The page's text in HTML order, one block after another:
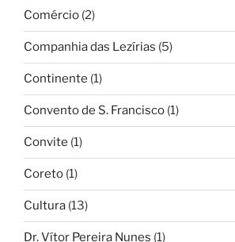
Comércio (2)
Companhia das Lezírias (5)
Continente (1)
Convento de S. Francisco (1)
Convite (1)
Coreto (1)
Cultura (13)
Dr. Vítor Pereira Nunes (1)